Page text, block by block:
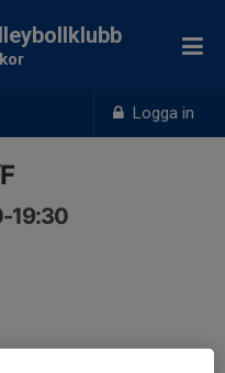
Logga in
19:30